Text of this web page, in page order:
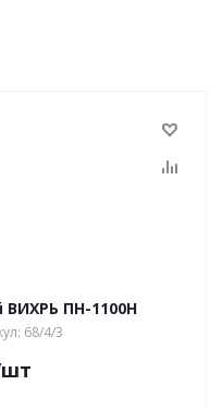
ВИХРЬ ПН-1100Н
68/4/3